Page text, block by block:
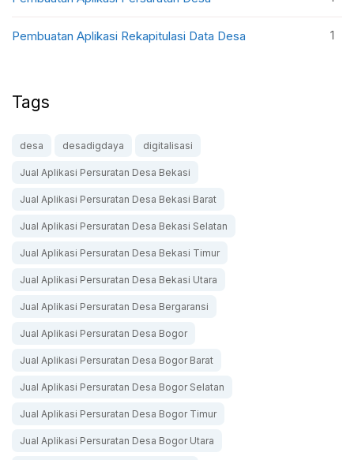
Pembuatan Aplikasi Rekapitulasi Data Desa 1
Tags
desa desadigdaya digitalisasi
Jual Aplikasi Persuratan Desa Bekasi
Jual Aplikasi Persuratan Desa Bekasi Barat
Jual Aplikasi Persuratan Desa Bekasi Selatan
Jual Aplikasi Persuratan Desa Bekasi Timur
Jual Aplikasi Persuratan Desa Bekasi Utara
Jual Aplikasi Persuratan Desa Bergaransi
Jual Aplikasi Persuratan Desa Bogor
Jual Aplikasi Persuratan Desa Bogor Barat
Jual Aplikasi Persuratan Desa Bogor Selatan
Jual Aplikasi Persuratan Desa Bogor Timur
Jual Aplikasi Persuratan Desa Bogor Utara